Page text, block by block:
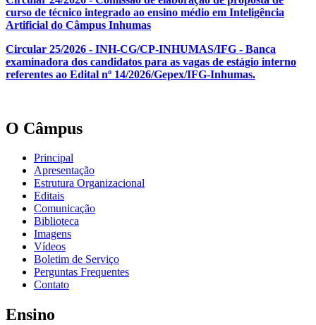
curso de técnico integrado ao ensino médio em Inteligência
Artificial do Câmpus Inhumas
Circular 25/2026 - INH-CG/CP-INHUMAS/IFG - Banca
examinadora dos candidatos para as vagas de estágio interno
referentes ao Edital nº 14/2026/Gepex/IFG-Inhumas.
O Câmpus
Principal
Apresentação
Estrutura Organizacional
Editais
Comunicação
Biblioteca
Imagens
Vídeos
Boletim de Serviço
Perguntas Frequentes
Contato
Ensino